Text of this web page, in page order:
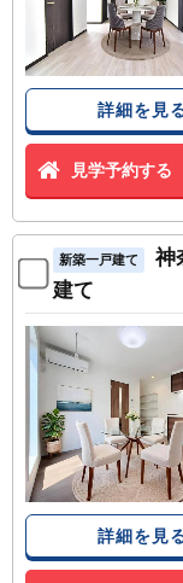
詳細を見
見学予約する
新築一戸建て
神
建て
詳細を見